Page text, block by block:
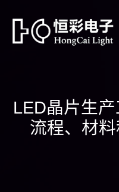
LED晶片生
流程、材